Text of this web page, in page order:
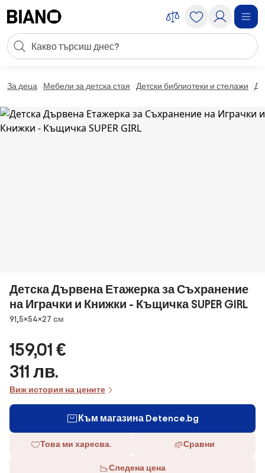
Търсене
За деца Мебели за детска стая Детски библиотеки и стелажи
Детска Дървена Етажерка за Съхранение
на Играчки и Книжки - Къщичка SUPER GIRL
Размери
91,5×54×27 cм
159,01 €
311 лв.
Виж история на цените
Към магазина Detence.bg
Това ми харесва. Сравни
Следена цена